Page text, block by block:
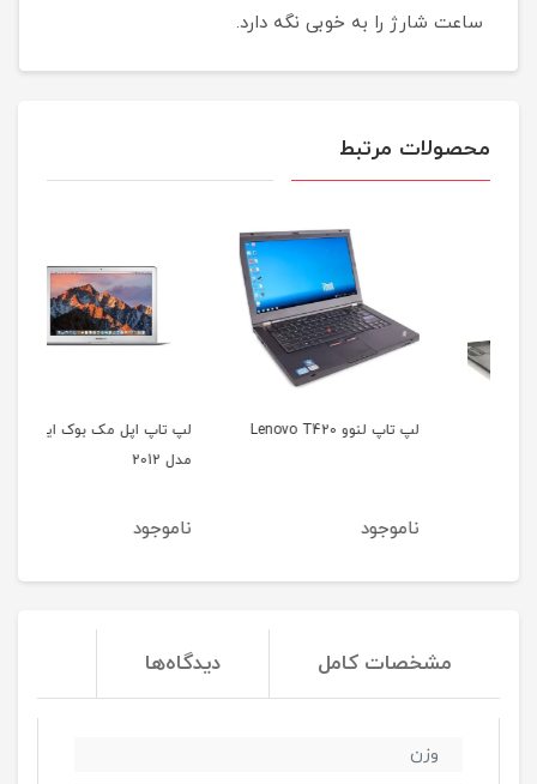
ساعت شارژ را به خوبی نگه دارد.
محصولات مرتبط
لپ تاپ لنوو Lenovo T420
ناموجود
لپ تاپ اپل مک بوک ایر
ناموجود
مشخصات کامل دیدگاه‌ها
وزن